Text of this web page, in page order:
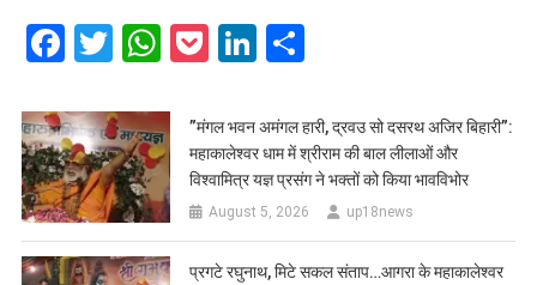
Facebook
Twitter
WhatsApp
PocketLinkedIn
​”मंगल भवन अमंगल हारी, द्रवउ सो दसरथ अजिर बिहारी”:
महाकालेश्वर धाम में श्रीराम की बाल लीलाओं और
विश्वामित्र यज्ञ प्रसंग ने भक्तों को किया भावविभोर
August 5, 2026 up18news
प्रगटे रघुनाथ, मिटे सकल संताप…आगरा के महाकालेश्वर